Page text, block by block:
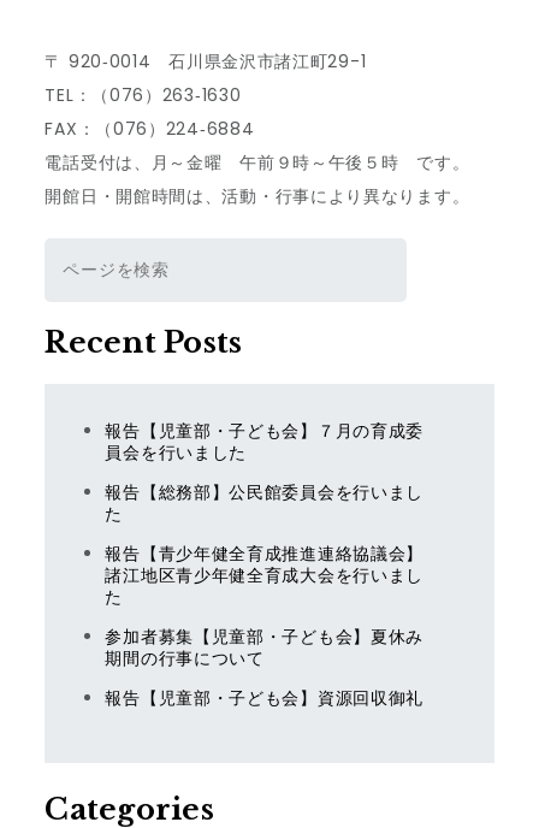
ビ
ゲ
ー
シ
ン
〒 920‐0014 石川県金沢市諸江町29-1
TEL：（076）263‐1630
FAX：（076）224‐6884
電話受付は、月～金曜 午前９時～午後５時 です。
開館日・開館時間は、活動・行事により異なります。
Recent Posts
報告【児童部・子ども会】７月の育成委
員会を行いました
報告【総務部】公民館委員会を行いまし
た
報告【青少年健全育成推進連絡協議会】
諸江地区青少年健全育成大会を行いまし
た
参加者募集【児童部・子ども会】夏休み
期間の行事について
報告【児童部・子ども会】資源回収御礼
Categories